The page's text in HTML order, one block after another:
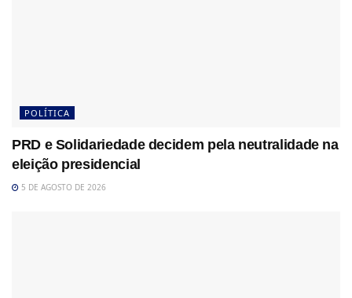
POLÍTICA
PRD e Solidariedade decidem pela neutralidade na
eleição presidencial
5 DE AGOSTO DE 2026